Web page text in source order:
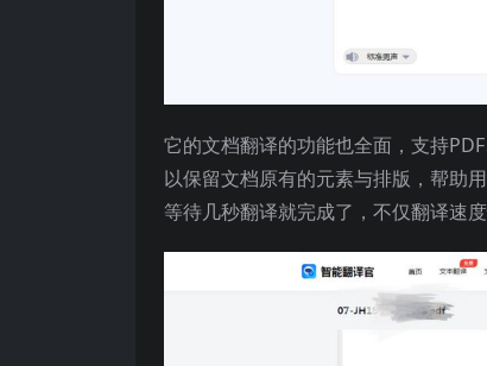
它的文档翻译的功能也全面，支持
以保留文档原有的元素与排版，帮助
等待几秒翻译就完成了，不仅翻译速